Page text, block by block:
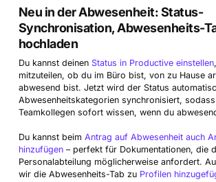
Ressourcenplanung
Zeiterfassung
Urlaubsverwaltung
Projekte
Projektmanagement
Gantt-Diagramme
Dokumente
Arbeitsauslastung
Finanzen
Budgetierung & Rentabilität
Prognosen
Ausgabenmanagement-
Plattform
Integrationen
Branchen
Agentur
Software & Hi-Tech
Beratung
Buchhaltung & Finanzen
Ressourcen
Entdecke
Szenario-Builder NEU
Führe ein besseres
Kundenstory
Werde zum
Karriere
Login
Neu in der Abwesenheit: Status-
Synchronisation, Abwesenheits-
hochladen
Du kannst deinen Status in Productive einstellen
mitzuteilen, ob du im Büro bist, von zu Hause
abwesend bist. Jetzt wird der Status
Abwesenheitskategorien synchronisiert,
Teamkollegen sofort wissen, wenn du
Du kannst beim Antrag auf Abwesenheit auch
hinzufügen– perfekt für Dokumentationen, die
Personalabteilung möglicherweise anfordert.
wir die Abwesenheits-Tab zu Profilen